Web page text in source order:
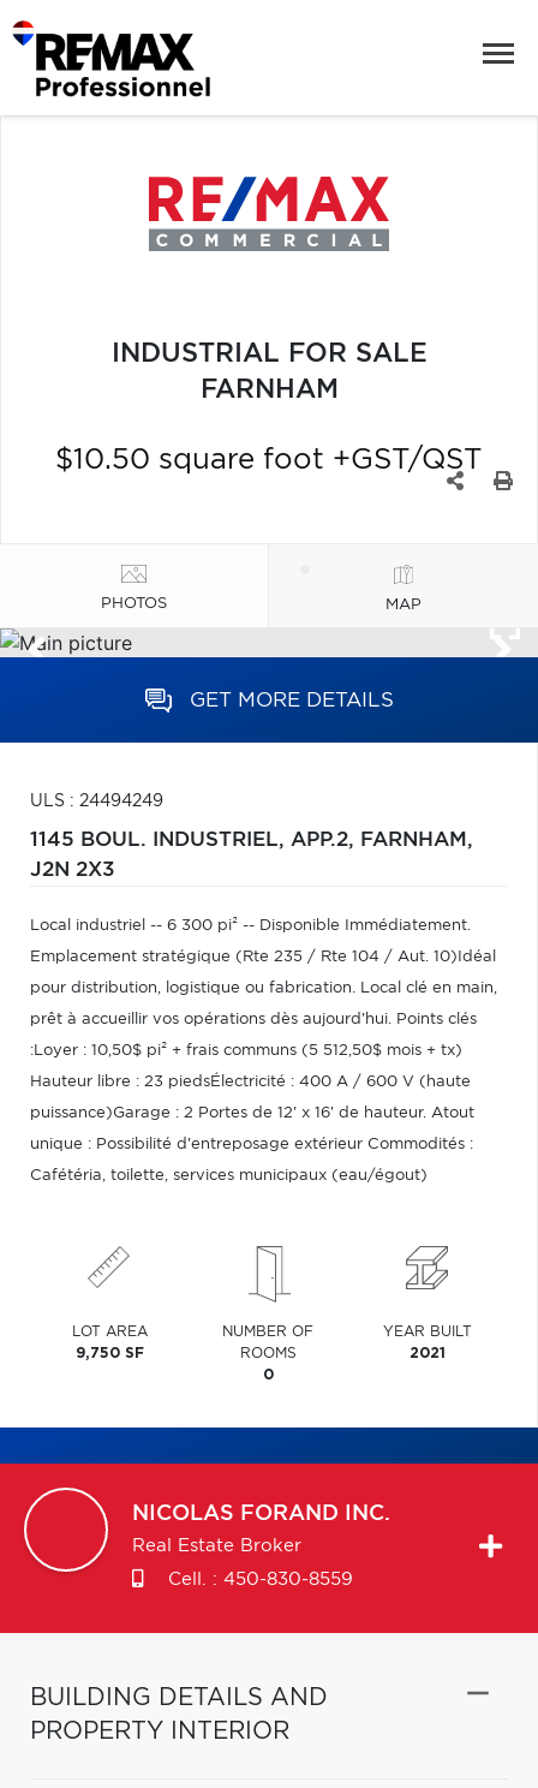
INDUSTRIAL FOR SALE
FARNHAM
$10.50 square foot +GST/QST
PHOTOS MAP
GET MORE DETAILS
ULS : 24494249
1145 BOUL. INDUSTRIEL, APP.2, FARNHAM,
J2N 2X3
Local industriel -- 6 300 pi² -- Disponible Immédiatement.
Emplacement stratégique (Rte 235 / Rte 104 / Aut. 10)Idéal
pour distribution, logistique ou fabrication. Local clé en main,
prêt à accueillir vos opérations dès aujourd'hui. Points clés
:Loyer : 10,50$ pi² + frais communs (5 512,50$ mois + tx)
Hauteur libre : 23 piedsÉlectricité : 400 A / 600 V (haute
puissance)Garage : 2 Portes de 12' x 16' de hauteur. Atout
unique : Possibilité d'entreposage extérieur Commodités :
Cafétéria, toilette, services municipaux (eau/égout)
LOT AREA
9,750 SF
NUMBER OF
ROOMS
0
YEAR BUILT
2021
NICOLAS FORAND INC.
Real Estate Broker
Cell. : 450-830-8559
BUILDING DETAILS AND
PROPERTY INTERIOR